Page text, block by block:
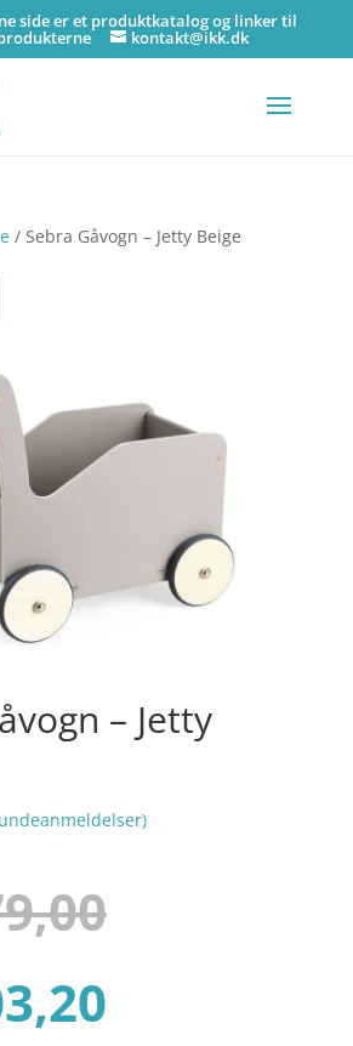
side er et produktkatalog og linker til
kontakt@ikk.dk
/ Sebra Gåvogn – Jetty Beige
– Jetty
Den